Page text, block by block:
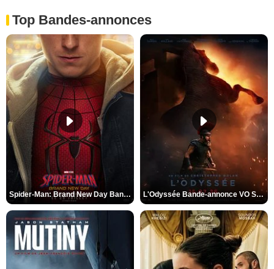
Top Bandes-annonces
Spider-Man: Brand New Day Bande-annonce VO STFR L'Odyssée Bande-annonce VO STFR